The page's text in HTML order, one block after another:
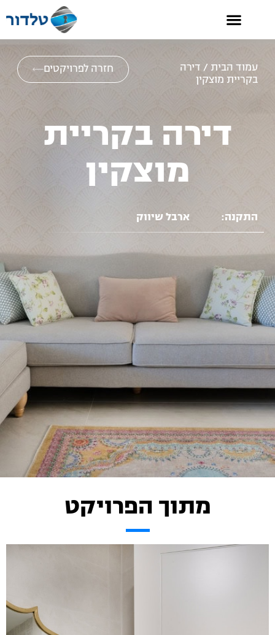
עמוד הבית / דירה
בקריית מוצקין
חזרה לפרויקטים
דירה בקריית
מוצקין
התקנה: ארבל שיווק
מתוך הפרויקט